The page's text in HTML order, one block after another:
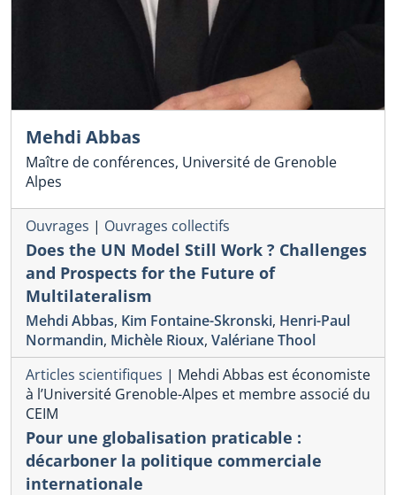
Mehdi Abbas
Maître de conférences, Université de Grenoble
Alpes
Ouvrages | Ouvrages collectifs
Does the UN Model Still Work ? Challenges
and Prospects for the Future of
Multilateralism
Mehdi Abbas, Kim Fontaine-Skronski, Henri-Paul
Normandin, Michèle Rioux, Valériane Thool
Articles scientifiques | Mehdi Abbas est économiste
à l’Université Grenoble-Alpes et membre associé du
CEIM
Pour une globalisation praticable :
décarboner la politique commerciale
internationale